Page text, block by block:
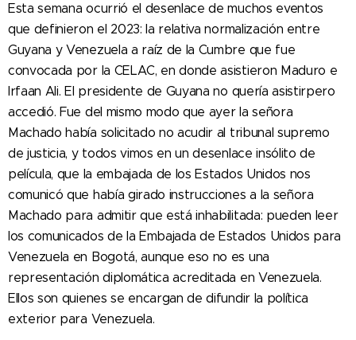
Esta semana ocurrió el desenlace de muchos eventos
que definieron el 2023: la relativa normalización entre
Guyana y Venezuela a raíz de la Cumbre que fue
convocada por la CELAC, en donde asistieron Maduro e
Irfaan Ali. El presidente de Guyana no quería asistirpero
accedió. Fue del mismo modo que ayer la señora
Machado había solicitado no acudir al tribunal supremo
de justicia, y todos vimos en un desenlace insólito de
película, que la embajada de los Estados Unidos nos
comunicó que había girado instrucciones a la señora
Machado para admitir que está inhabilitada: pueden leer
los comunicados de la Embajada de Estados Unidos para
Venezuela en Bogotá, aunque eso no es una
representación diplomática acreditada en Venezuela.
Ellos son quienes se encargan de difundir la política
exterior para Venezuela.